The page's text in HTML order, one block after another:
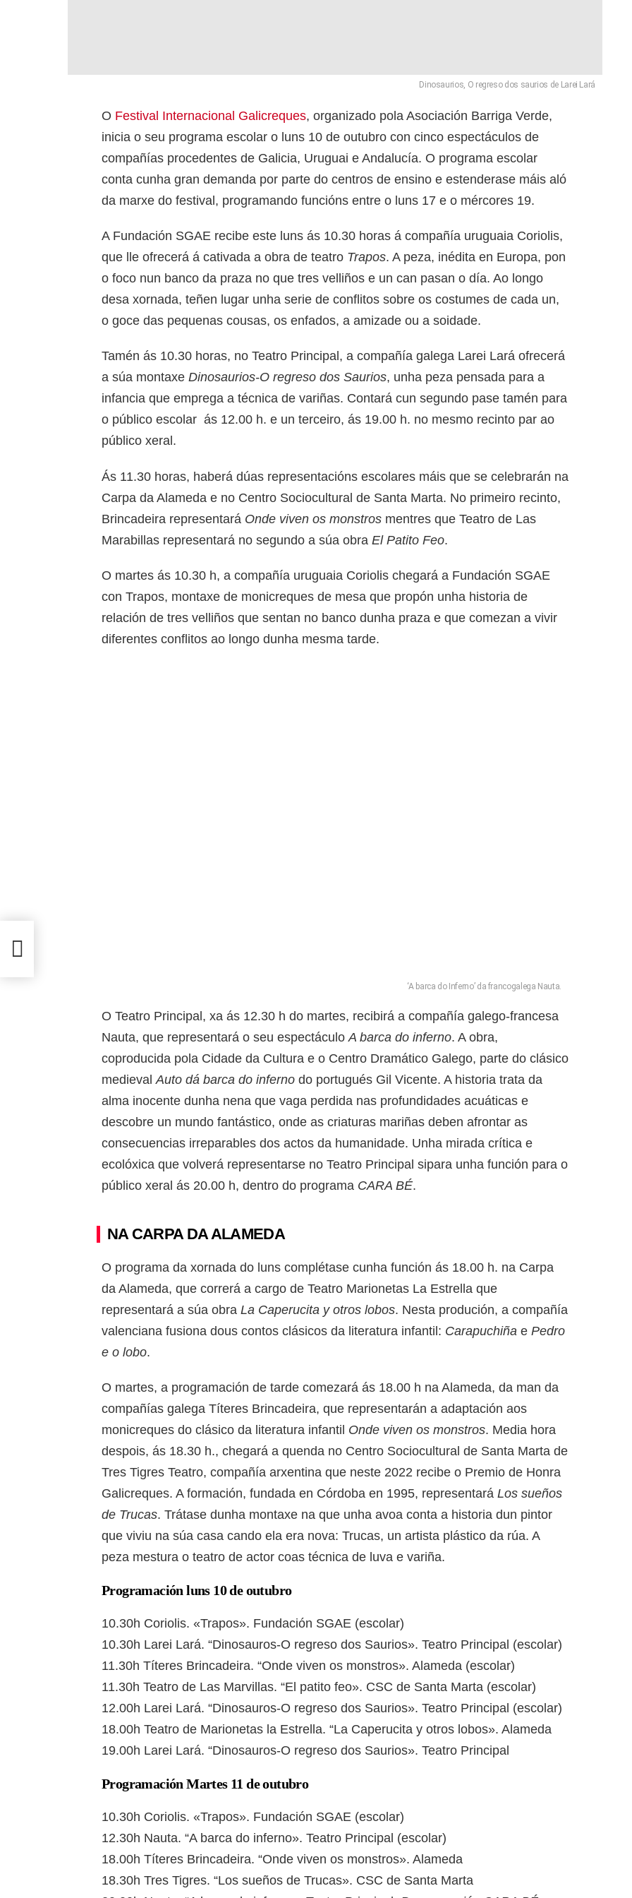
Dinosaurios, O regreso dos saurios de Larei Lará
O Festival Internacional Galicreques, organizado pola Asociación Barriga Verde,
inicia o seu programa escolar o luns 10 de outubro con cinco espectáculos de
compañías procedentes de Galicia, Uruguai e Andalucía. O programa escolar
conta cunha gran demanda por parte do centros de ensino e estenderase máis aló
da marxe do festival, programando funcións entre o luns 17 e o mércores 19.
A Fundación SGAE recibe este luns ás 10.30 horas á compañía uruguaia Coriolis,
que lle ofrecerá á cativada a obra de teatro Trapos. A peza, inédita en Europa, pon
o foco nun banco da praza no que tres velliños e un can pasan o día. Ao longo
desa xornada, teñen lugar unha serie de conflitos sobre os costumes de cada un,
o goce das pequenas cousas, os enfados, a amizade ou a soidade.
Tamén ás 10.30 horas, no Teatro Principal, a compañía galega Larei Lará ofrecerá
a súa montaxe Dinosaurios-O regreso dos Saurios, unha peza pensada para a
infancia que emprega a técnica de variñas. Contará cun segundo pase tamén para
o público escolar ás 12.00 h. e un terceiro, ás 19.00 h. no mesmo recinto par ao
público xeral.
Ás 11.30 horas, haberá dúas representacións escolares máis que se celebrarán na
Carpa da Alameda e no Centro Sociocultural de Santa Marta. No primeiro recinto,
Brincadeira representará Onde viven os monstros mentres que Teatro de Las
Marabillas representará no segundo a súa obra El Patito Feo.
O martes ás 10.30 h, a compañía uruguaia Coriolis chegará a Fundación SGAE
con Trapos, montaxe de monicreques de mesa que propón unha historia de
relación de tres velliños que sentan no banco dunha praza e que comezan a vivir
diferentes conflitos ao longo dunha mesma tarde.
‘A barca do Inferno’ da francogalega Nauta.
O Teatro Principal, xa ás 12.30 h do martes, recibirá a compañía galego-francesa
Nauta, que representará o seu espectáculoA barca do inferno. A obra,
coproducida pola Cidade da Cultura e o Centro Dramático Galego, parte do clásico
medievalAuto dá barca do inferno do portugués Gil Vicente. A historia trata da
alma inocente dunha nena que vaga perdida nas profundidades acuáticas e
descobre un mundo fantástico, onde as criaturas mariñas deben afrontar as
consecuencias irreparables dos actos da humanidade. Unha mirada crítica e
ecolóxica que volverá representarse no Teatro Principal sipara unha función para o
público xeral ás 20.00 h, dentro do programa CARA BÉ.
NA CARPA DA ALAMEDA
O programa da xornada do luns complétase cunha función ás 18.00 h. na Carpa
da Alameda, que correrá a cargo de Teatro Marionetas La Estrella que
representará a súa obra La Caperucita y otros lobos. Nesta produción, a compañía
valenciana fusiona dous contos clásicos da literatura infantil: Carapuchiña e Pedro
e o lobo.
O martes, a programación de tarde comezará ás 18.00 h na Alameda, da man da
compañías galega Títeres Brincadeira, que representarán a adaptación aos
monicreques do clásico da literatura infantil Onde viven os monstros. Media hora
despois, ás 18.30 h., chegará a quenda no Centro Sociocultural de Santa Marta de
Tres Tigres Teatro, compañía arxentina que neste 2022 recibe o Premio de Honra
Galicreques. A formación, fundada en Córdoba en 1995, representará Los sueños
de Trucas. Trátase dunha montaxe na que unha avoa conta a historia dun pintor
que viviu na súa casa cando ela era nova: Trucas, un artista plástico da rúa. A
peza mestura o teatro de actor coas técnica de luva e variña.
Programación luns 10 de outubro
10.30h Coriolis. «Trapos». Fundación SGAE (escolar)
10.30h Larei Lará. “Dinosauros-O regreso dos Saurios». Teatro Principal (escolar)
11.30h Títeres Brincadeira. “Onde viven os monstros». Alameda (escolar)
11.30h Teatro de Las Marvillas. “El patito feo». CSC de Santa Marta (escolar)
12.00h Larei Lará. “Dinosauros-O regreso dos Saurios». Teatro Principal (escolar)
18.00h Teatro de Marionetas la Estrella. “La Caperucita y otros lobos». Alameda
19.00h Larei Lará. “Dinosauros-O regreso dos Saurios». Teatro Principal
Programación Martes 11 de outubro
10.30h Coriolis. «Trapos». Fundación SGAE (escolar)
12.30h Nauta. “A barca do inferno». Teatro Principal (escolar)
18.00h Títeres Brincadeira. “Onde viven os monstros». Alameda
18.30h Tres Tigres. “Los sueños de Trucas». CSC de Santa Marta